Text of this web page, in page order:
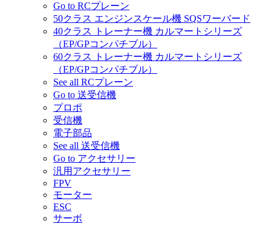
Go to RCプレーン
50クラス エンジンスケール機 SQSワーバード
40クラス トレーナー機 カルマートシリーズ
（EP/GPコンパチブル）
60クラス トレーナー機 カルマートシリーズ
（EP/GPコンパチブル）
See all RCプレーン
Go to 送受信機
プロポ
受信機
電子部品
See all 送受信機
Go to アクセサリー
汎用アクセサリー
FPV
モーター
ESC
サーボ